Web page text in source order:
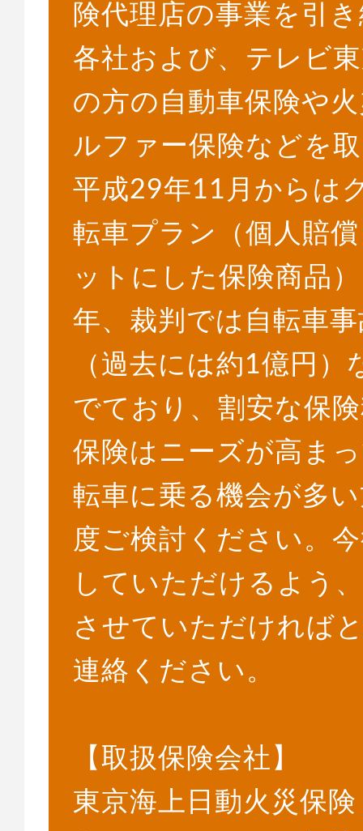
険代理店の事業を引
各社および、テレビ
の方の自動車保険や
ルファー保険などを
平成29年11月からは
転車プラン（個人賠
ットにした保険商品
年、裁判では自転車
（過去には約1億円
でており、割安な保
保険はニーズが高ま
転車に乗る機会が多
度ご検討ください。
していただけるよう
させていただければ
連絡ください。
【取扱保険会社】
東京海上日動火災保険